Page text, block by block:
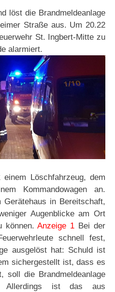
löst die Brandmeldeanlage
Straße aus. Um 20.22
St. Ingbert-Mitte zu
alarmiert.
Löschfahrzeug, dem
Kommandowagen an.
in Bereitschaft,
Augenblicke am Ort
können.Anzeige 1 Bei der
schnell fest,
ausgelöst hat: Schuld ist
sichergestellt ist, dass es
soll die Brandmeldeanlage
Allerdings ist das aus